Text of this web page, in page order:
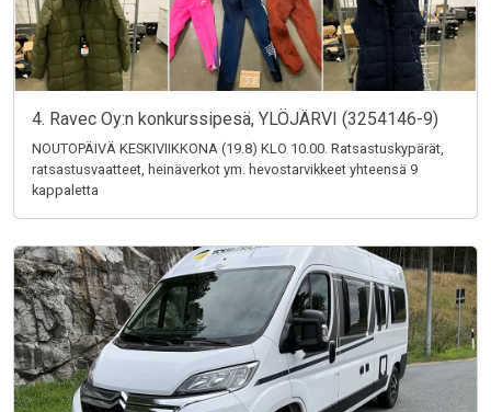
4. Ravec Oy:n konkurssipesä, YLÖJÄRVI (3254146-9)
NOUTOPÄIVÄ KESKIVIIKKONA (19.8) KLO 10.00. Ratsastuskypärät,
ratsastusvaatteet, heinäverkot ym. hevostarvikkeet yhteensä 9
kappaletta